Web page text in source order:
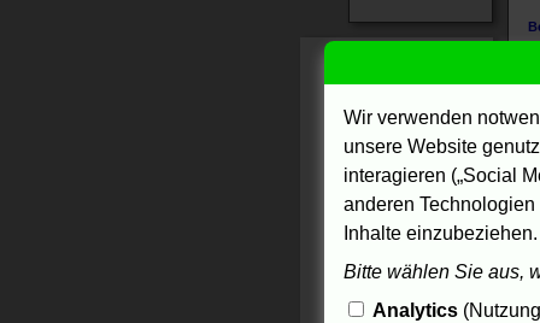
Wir verwenden
unsere Website
interagieren („Social
anderen
Inhalte
Bitte wählen Sie aus,
Analytics